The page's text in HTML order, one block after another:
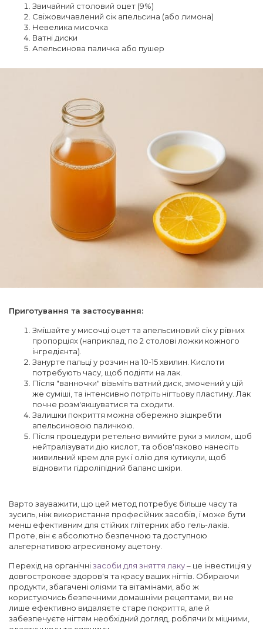
Звичайний столовий оцет (9%)
Свіжовичавлений сік апельсина (або лимона)
Невелика мисочка
Ватні диски
Апельсинова паличка або пушер
Приготування та застосування:
Змішайте у мисочці оцет та апельсиновий сік у рівних
пропорціях (наприклад, по 2 столові ложки кожного
інгредієнта).
Занурте пальці у розчин на 10-15 хвилин. Кислоти
потребують часу, щоб подіяти на лак.
Після "ванночки" візьміть ватний диск, змочений у цій
же суміші, та інтенсивно потріть нігтьову пластину. Лак
почне розм'якшуватися та сходити.
Залишки покриття можна обережно зішкребти
апельсиновою паличкою.
Після процедури ретельно вимийте руки з милом, щоб
нейтралізувати дію кислот, та обов'язково нанесіть
живильний крем для рук і олію для кутикули, щоб
відновити гідроліпідний баланс шкіри.
Варто зауважити, що цей метод потребує більше часу та
зусиль, ніж використання професійних засобів, і може бути
менш ефективним для стійких глітерних або гель-лаків.
Проте, він є абсолютно безпечною та доступною
альтернативою агресивному ацетону.
Перехід на органічнізасоби для зняття лаку– це інвестиція у
довгострокове здоров'я та красу ваших нігтів. Обираючи
продукти, збагачені оліями та вітамінами, або ж
користуючись безпечними домашніми рецептами, ви не
лише ефективно видаляєте старе покриття, але й
забезпечуєте нігтям необхідний догляд, роблячи їх міцними,